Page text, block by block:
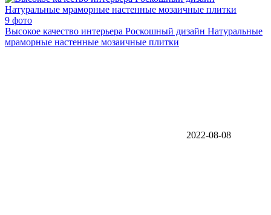
9 фото
Высокое качество интерьера Роскошный дизайн Натуральные
мраморные настенные мозаичные плитки
2022-08-08